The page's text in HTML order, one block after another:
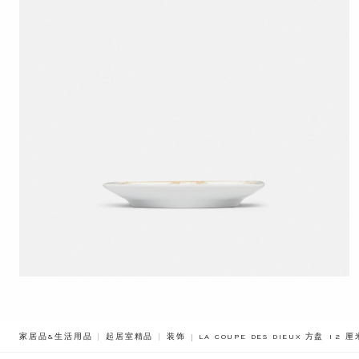
家居品&生活用品 起居室精品 装饰 LA COUPE DES DIEUX 方盘 12 厘